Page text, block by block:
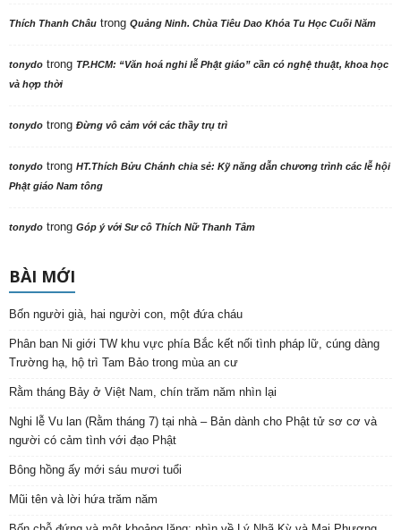
Thích Thanh Châu trong Quảng Ninh. Chùa Tiêu Dao Khóa Tu Học Cuối Năm
tonydo trong TP.HCM: “Văn hoá nghi lễ Phật giáo” cần có nghệ thuật, khoa học
và hợp thời
tonydo trong Đừng vô cảm với các thầy trụ trì
tonydo trong HT.Thích Bửu Chánh chia sẻ: Kỹ năng dẫn chương trình các lễ hội
Phật giáo Nam tông
tonydo trong Góp ý với Sư cô Thích Nữ Thanh Tâm
BÀI MỚI
Bốn người già, hai người con, một đứa cháu
Phân ban Ni giới TW khu vực phía Bắc kết nối tình pháp lữ, cúng dàng
Trường hạ, hộ trì Tam Bảo trong mùa an cư
Rằm tháng Bảy ở Việt Nam, chín trăm năm nhìn lại
Nghi lễ Vu lan (Rằm tháng 7) tại nhà – Bản dành cho Phật tử sơ cơ và
người có cảm tình với đạo Phật
Bông hồng ấy mới sáu mươi tuổi
Mũi tên và lời hứa trăm năm